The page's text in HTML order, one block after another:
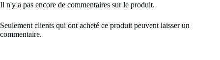
Il n'y a pas encore de commentaires sur le produit.
Seulement clients qui ont acheté ce produit peuvent laisser un
commentaire.